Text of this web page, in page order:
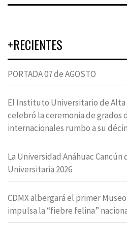
+RECIENTES
PORTADA 07 de AGOSTO
El Instituto Universitario de Alta
celebró la ceremonia de grados
internacionales rumbo a su
La Universidad Anáhuac
Universitaria 2026
CDMX albergará el primer
impulsa la “fiebre felina”